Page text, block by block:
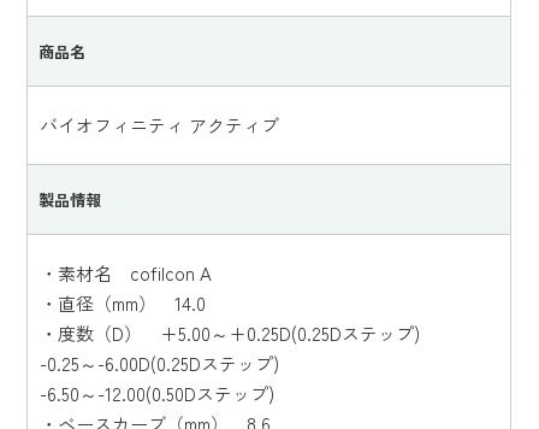
商品名
バイオフィニティ アクティブ
製品情報
・素材名 cofilcon A
・直径（mm） 14.0
・度数（D） +5.00～+0.25D(0.25Dステップ)
-0.25～-6.00D(0.25Dステップ)
-6.50～-12.00(0.50Dステップ)
・ベースカーブ（mm） 8.6